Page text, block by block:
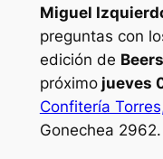
Miguel
preguntas con
edición de
próximojueves
Confitería
Gonechea 2962.